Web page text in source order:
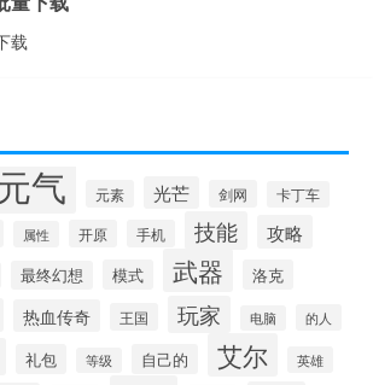
元气 元素 光芒 剑网 卡丁车
属性 开原 手机 技能 攻略
最终幻想 模式 武器 洛克
热血传奇 王国 玩家 电脑 的人
礼包 等级 自己的 艾尔 英雄